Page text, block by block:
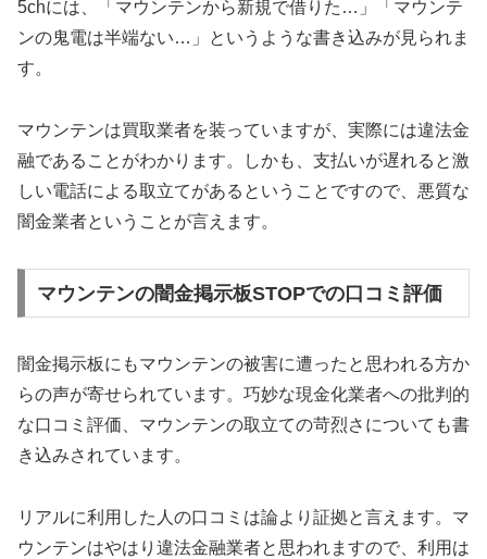
5chには、「マウンテンから新規で借りた…」「マウンテ
ンの鬼電は半端ない…」というような書き込みが見られま
す。
マウンテンは買取業者を装っていますが、実際には違法金
融であることがわかります。しかも、支払いが遅れると激
しい電話による取立てがあるということですので、悪質な
闇金業者ということが言えます。
マウンテンの闇金掲示板STOPでの口コミ評価
闇金掲示板にもマウンテンの被害に遭ったと思われる方か
らの声が寄せられています。巧妙な現金化業者への批判的
な口コミ評価、マウンテンの取立ての苛烈さについても書
き込みされています。
リアルに利用した人の口コミは論より証拠と言えます。マ
ウンテンはやはり違法金融業者と思われますので、利用は